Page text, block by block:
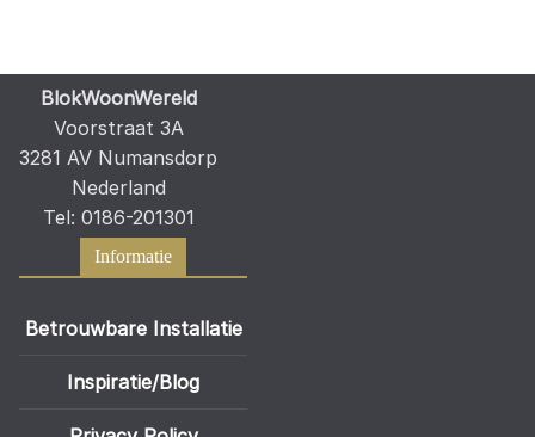
BlokWoonWereld
Voorstraat 3A
3281 AV Numansdorp
Nederland
Tel: 0186-201301
Informatie
Betrouwbare Installatie
Inspiratie/Blog